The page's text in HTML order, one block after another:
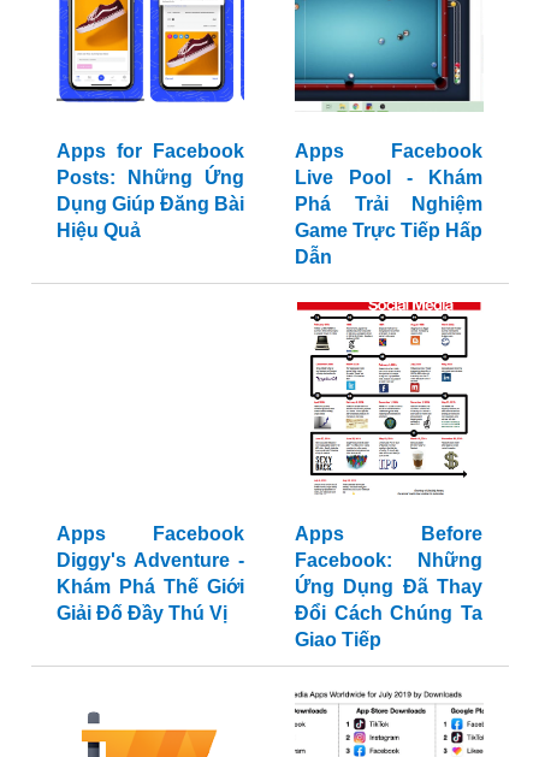
Apps for Facebook
Posts: Những Ứng
Dụng Giúp Đăng Bài
Hiệu Quả
Apps Facebook
Live Pool - Khám
Phá Trải Nghiệm
Game Trực Tiếp Hấp
Dẫn
Apps Facebook
Diggy's Adventure -
Khám Phá Thế Giới
Giải Đố Đầy Thú Vị
Apps Before
Facebook: Những
Ứng Dụng Đã Thay
Đổi Cách Chúng Ta
Giao Tiếp